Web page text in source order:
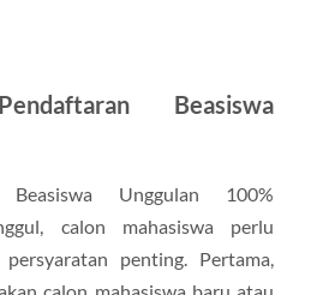
Beasiswa
Unggulan 100%
calon mahasiswa perlu
penting. Pertama,